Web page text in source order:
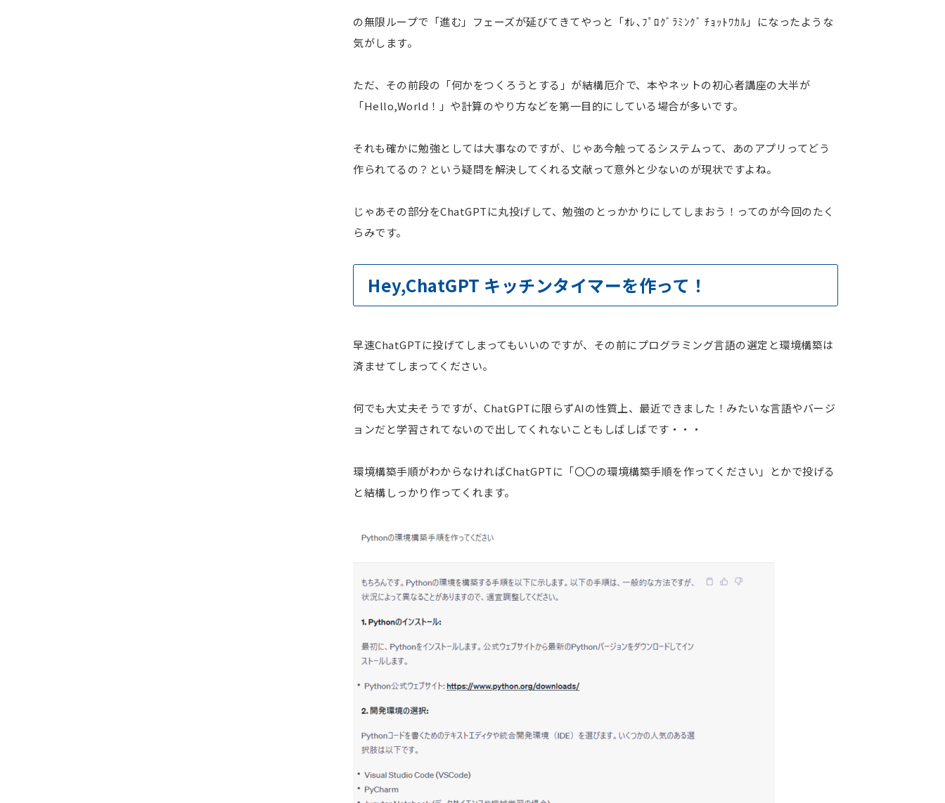
の無限ループで「進む」フェーズが延びてきてやっと「ｵﾚ､ﾌﾟﾛｸﾞﾗﾐﾝｸﾞ ﾁｮｯﾄﾜｶﾙ」になったような
気がします。
ただ、その前段の「何かをつくろうとする」が結構厄介で、本やネットの初心者講座の大半が
「Hello,World！」や計算のやり方などを第一目的にしている場合が多いです。
それも確かに勉強としては大事なのですが、じゃあ今触ってるシステムって、あのアプリってどう
作られてるの？という疑問を解決してくれる文献って意外と少ないのが現状ですよね。
じゃあその部分をChatGPTに丸投げして、勉強のとっかかりにしてしまおう！ってのが今回のたく
らみです。
Hey,ChatGPT キッチンタイマーを作って！
早速ChatGPTに投げてしまってもいいのですが、その前にプログラミング言語の選定と環境構築は
済ませてしまってください。
何でも大丈夫そうですが、ChatGPTに限らずAIの性質上、最近できました！みたいな言語やバージ
ョンだと学習されてないので出してくれないこともしばしばです・・・
環境構築手順がわからなければChatGPTに「〇〇の環境構築手順を作ってください」とかで投げる
と結構しっかり作ってくれます。